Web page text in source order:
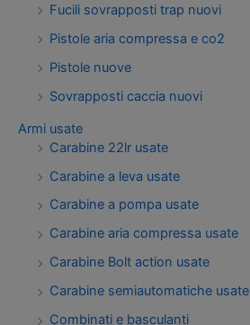
Fucili sovrapposti trap nuovi
Pistole aria compressa e co2
Pistole nuove
Sovrapposti caccia nuovi
Armi usate
Carabine 22lr usate
Carabine a leva usate
Carabine a pompa usate
Carabine aria compressa usate
Carabine Bolt action usate
Carabine semiautomatiche usate
Combinati e basculanti